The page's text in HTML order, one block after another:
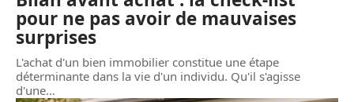
pour ne pas avoir de mauvaises
surprises
L'achat d'un bien immobilier constitue une étape
déterminante dans la vie d'un individu. Qu'il s'agisse
d'une…